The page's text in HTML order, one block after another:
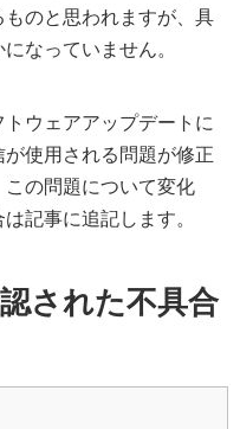
のと思われますが、具
なっていません。
ウェアアップデートに
使用される問題が修正
の問題について変化
記事に追記します。
された不具合